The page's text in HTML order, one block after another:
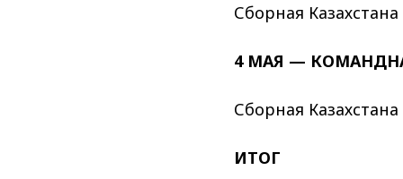
Сборная
4 МАЯ —
Сборная
ИТОГ